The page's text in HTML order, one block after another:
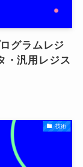
グラムレジ
・汎用レジス
技術